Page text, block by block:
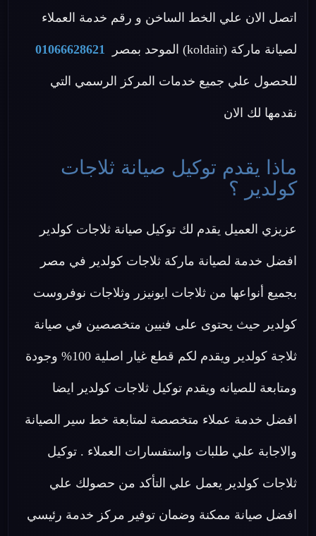
اتصل الان علي الخط الساخن و رقم خدمة العملاء
لصيانة ماركة (koldair) الموحد بمصر 01066628621
للحصول علي جميع خدمات المركز الرسمي التي
نقدمها لك الان
ماذا يقدم توكيل صيانة ثلاجات
كولدير ؟
عزيزي العميل يقدم لك توكيل صيانة ثلاجات كولدير
افضل خدمة لصيانة ماركة ثلاجات كولدير في مصر
بجميع أنواعها من ثلاجات ايونيزر وثلاجات نوفروست
كولدير حيث يحتوى على فنيين متخصصين في صيانة
ثلاجة كولدير ويقدم لكم قطع غيار اصلية 100% وجودة
ومتابعة للصيانه ويقدم توكيل ثلاجات كولدير ايضا
افضل خدمة عملاء متخصصة لمتابعة خط سير الصيانة
والاجابة علي طلبات واستفسارات العملاء . توكيل
ثلاجات كولدير يعمل علي التأكد من حصولك علي
افضل صيانة ممكنة وضمان توفير مركز خدمة رئيسي